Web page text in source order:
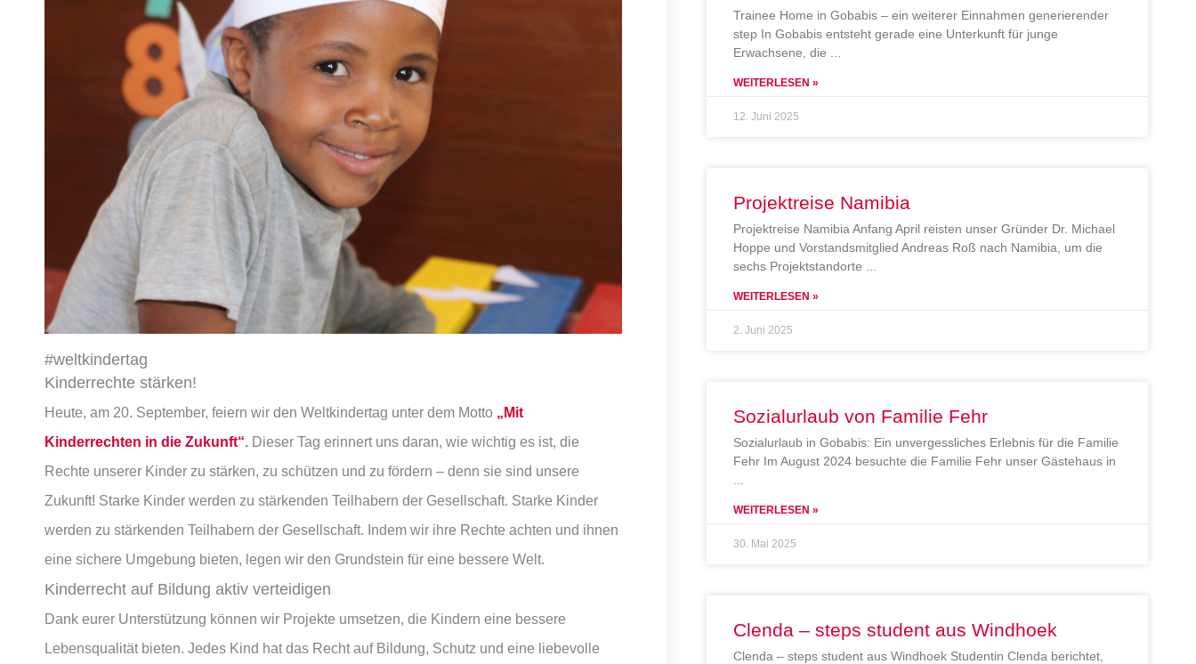
#weltkindertag
Kinderrechte stärken!
Heute, am 20. September, feiern wir den Weltkindertag unter dem Motto „Mit
Kinderrechten in die Zukunft“. Dieser Tag erinnert uns daran, wie wichtig es ist, die
Rechte unserer Kinder zu stärken, zu schützen und zu fördern – denn sie sind unsere
Zukunft! Starke Kinder werden zu stärkenden Teilhabern der Gesellschaft. Starke Kinder
werden zu stärkenden Teilhabern der Gesellschaft. Indem wir ihre Rechte achten und ihnen
eine sichere Umgebung bieten, legen wir den Grundstein für eine bessere Welt.
Kinderrecht auf Bildung aktiv verteidigen
Dank eurer Unterstützung können wir Projekte umsetzen, die Kindern eine bessere
Lebensqualität bieten. Jedes Kind hat das Recht auf Bildung, Schutz und eine liebevolle
Trainee Home in Gobabis – ein weiterer Einnahmen generierender
step In Gobabis entsteht gerade eine Unterkunft für junge
Erwachsene, die
WEITERLESEN »
12. Juni 2025
Projektreise Namibia
Projektreise Namibia Anfang April reisten unser Gründer Dr. Michael
Hoppe und Vorstandsmitglied Andreas Roß nach Namibia, um die
sechs Projektstandorte
WEITERLESEN »
2. Juni 2025
Sozialurlaub von Familie Fehr
Sozialurlaub in Gobabis: Ein unvergessliches Erlebnis für die Familie
Fehr Im August 2024 besuchte die Familie Fehr unser Gästehaus in
WEITERLESEN »
30. Mai 2025
Clenda – steps student aus Windhoek
Clenda – steps student aus Windhoek Studentin Clenda berichtet,